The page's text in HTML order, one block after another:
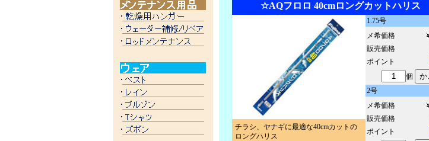
☆AQフロロ 40cmロングカットハリス
チラシ、ヤナギに最適な40cmカットの
ロングハリス
1.75号
メ希価格
販売価格
ポイント
個
2号
メ希価格
販売価格
ポイント